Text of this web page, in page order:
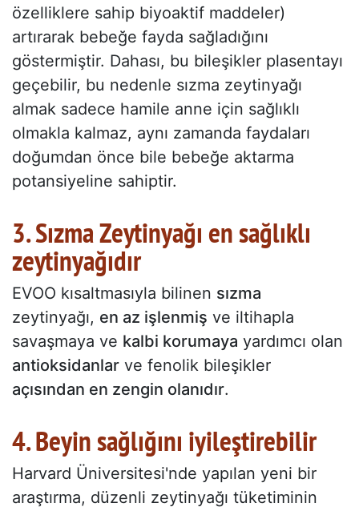
özelliklere sahip biyoaktif maddeler)
artırarak bebeğe fayda sağladığını
göstermiştir. Dahası, bu bileşikler plasentayı
geçebilir, bu nedenle sızma zeytinyağı
almak sadece hamile anne için sağlıklı
olmakla kalmaz, aynı zamanda faydaları
doğumdan önce bile bebeğe aktarma
potansiyeline sahiptir.
3. Sızma Zeytinyağı en sağlıklı
zeytinyağıdır
EVOO kısaltmasıyla bilinen sızma
zeytinyağı, en az işlenmiş ve iltihapla
savaşmaya ve kalbi korumaya yardımcı olan
antioksidanlar ve fenolik bileşikler
açısından en zengin olanıdır.
4. Beyin sağlığını iyileştirebilir
Harvard Üniversitesi'nde yapılan yeni bir
araştırma, düzenli zeytinyağı tüketiminin